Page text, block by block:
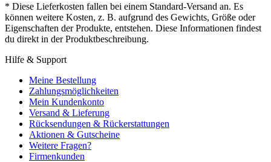
* Diese Lieferkosten fallen bei einem Standard-Versand an. Es
können weitere Kosten, z. B. aufgrund des Gewichts, Größe oder
Eigenschaften der Produkte, entstehen. Diese Informationen findest
du direkt in der Produktbeschreibung.
Hilfe & Support
Meine Bestellung
Zahlungsmöglichkeiten
Mein Kundenkonto
Versand & Lieferung
Rücksendungen & Rückerstattungen
Aktionen & Gutscheine
Weitere Fragen?
Firmenkunden